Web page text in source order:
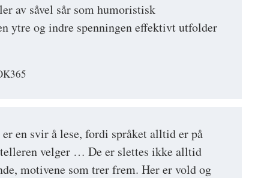
av såvel sår som humoristisk
ytre og indre spenningen effektivt utfolder
en svir å lese, fordi språket alltid er på
velger … De er slettes ikke alltid
motivene som trer frem. Her er vold og